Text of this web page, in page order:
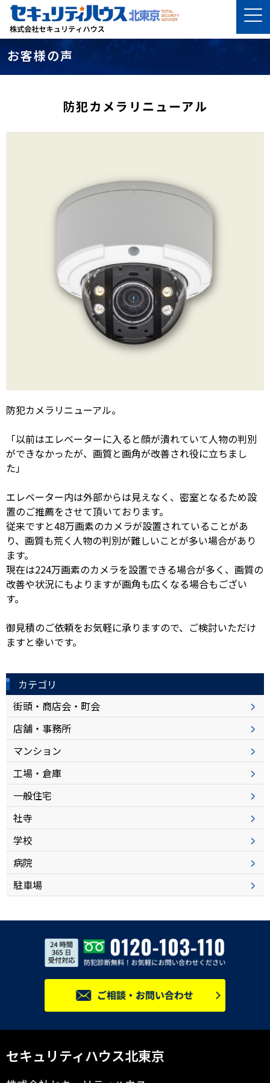
お客様の声
防犯カメラリニューアル
防犯カメラリニューアル。
「以前はエレベーターに入ると顔が潰れていて人物の判別
ができなかったが、画質と画角が改善され役に立ちまし
た」
エレベーター内は外部からは見えなく、密室となるため設
置のご推薦をさせて頂いております。
従来ですと48万画素のカメラが設置されていることがあ
り、画質も荒く人物の判別が難しいことが多い場合があり
ます。
現在は224万画素のカメラを設置できる場合が多く、画質の
改善や状況にもよりますが画角も広くなる場合もござい
す。
御見積のご依頼をお気軽に承りますので、ご検討いただけ
ますと幸いです。
カテゴリ
街頭・商店会・町会
店舗・事務所
マンション
工場・倉庫
一般住宅
社寺
学校
病院
駐車場
セキュリティハウス北東京